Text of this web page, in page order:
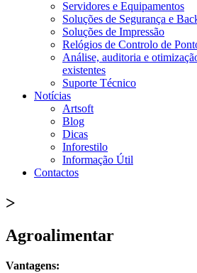
Servidores e Equipamentos
Soluções de Segurança e
Soluções de Impressão
Relógios de Controlo de
Análise, auditoria e
existentes
Suporte Técnico
Notícias
Artsoft
Blog
Dicas
Inforestilo
Informação Útil
Contactos
>
Agroalimentar
Vantagens: